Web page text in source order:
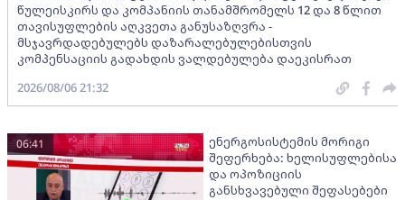
წულეისკირს და კომპანიის თანამშრომელს 12 და 8 წლით
თავისუფლების აღკვეთა განუსაზღვრა -
მსჯავრდადებულებს დაზარალებულებისთვის
კომპენსაციის გადახდის ვალდებულება დაეკისრათ
2026/08/06 21:32
ენერგოსისტემის მორიგი
შეფერხება: ხელისუფლებისა
და ოპოზიციის
განსხვავებული შეფასებები
06:41